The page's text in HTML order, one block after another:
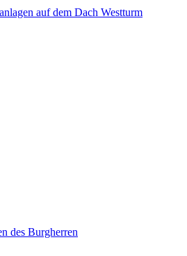
auf dem Dach Westturm
des Burgherren